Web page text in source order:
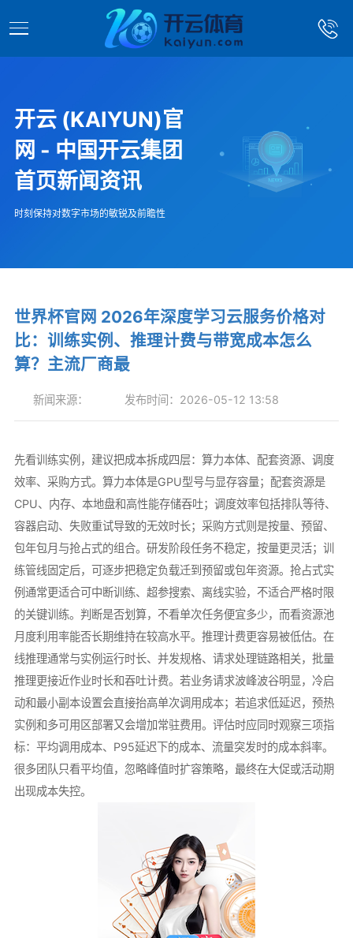
开云 (KAIYUN)官
网 - 中国开云集团
首页新闻资讯
时刻保持对数字市场的敏锐及前瞻性
世界杯官网 2026年深度学习云服务价格对
比：训练实例、推理计费与带宽成本怎么
算？主流厂商最
新闻来源： 发布时间：2026-05-12 13:58
先看训练实例，建议把成本拆成四层：算力本体、配套资源、调度
效率、采购方式。算力本体是GPU型号与显存容量；配套资源是
CPU、内存、本地盘和高性能存储吞吐；调度效率包括排队等待、
容器启动、失败重试导致的无效时长；采购方式则是按量、预留、
包年包月与抢占式的组合。研发阶段任务不稳定，按量更灵活；训
练管线固定后，可逐步把稳定负载迁到预留或包年资源。抢占式实
例通常更适合可中断训练、超参搜索、离线实验，不适合严格时限
的关键训练。判断是否划算，不看单次任务便宜多少，而看资源池
月度利用率能否长期维持在较高水平。推理计费更容易被低估。在
线推理通常与实例运行时长、并发规格、请求处理链路相关，批量
推理更接近作业时长和吞吐计费。若业务请求波峰波谷明显，冷启
动和最小副本设置会直接抬高单次调用成本；若追求低延迟，预热
实例和多可用区部署又会增加常驻费用。评估时应同时观察三项指
标：平均调用成本、P95延迟下的成本、流量突发时的成本斜率。
很多团队只看平均值，忽略峰值时扩容策略，最终在大促或活动期
出现成本失控。